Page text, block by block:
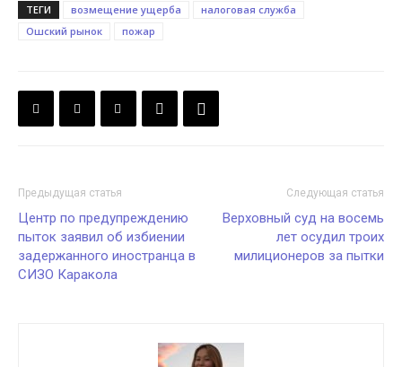
ТЕГИ возмещение ущерба
налоговая служба
Ошский рынок
пожар
Предыдущая статья
Центр по предупреждению
пыток заявил об избиении
задержанного иностранца в
СИЗО Каракола
Следующая статья
Верховный суд на восемь
лет осудил троих
милиционеров за пытки